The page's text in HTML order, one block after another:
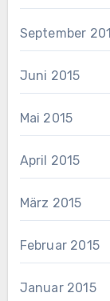
September
Juni 2015
Mai 2015
April 2015
März 2015
Februar 2015
Januar 2015